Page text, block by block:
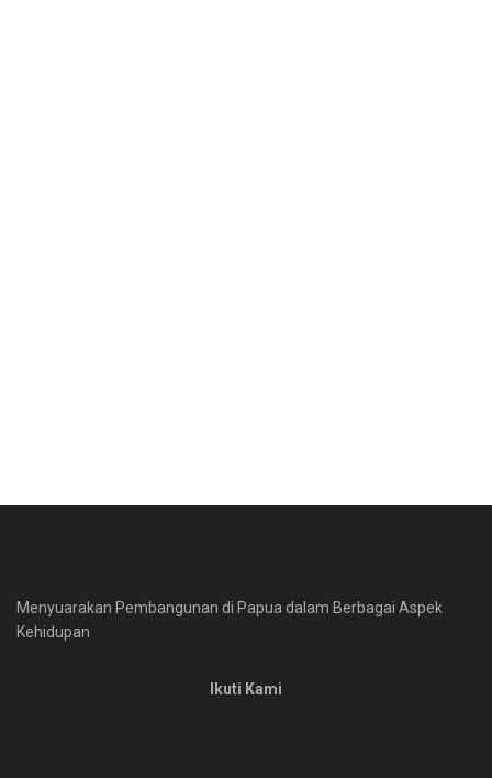
Menyuarakan Pembangunan di Papua dalam Berbagai Aspek
Kehidupan
Ikuti Kami